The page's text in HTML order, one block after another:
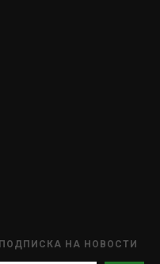
ПОДПИСКА НА НОВОСТИ